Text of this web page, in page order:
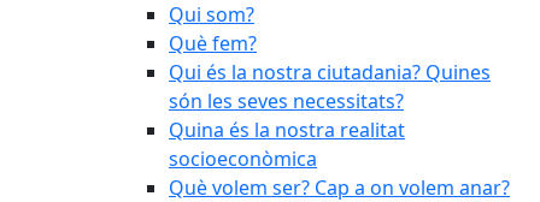
Qui som?
Què fem?
Qui és la nostra ciutadania? Quines
són les seves necessitats?
Quina és la nostra realitat
socioeconòmica
Què volem ser? Cap a on volem anar?